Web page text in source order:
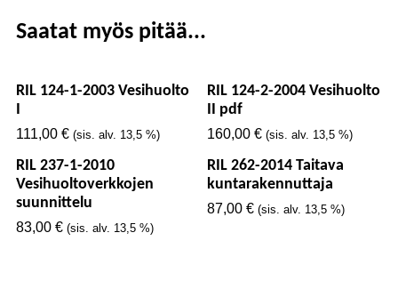
Saatat myös pitää...
RIL 124-1-2003 Vesihuolto
I
111,00 € (sis. alv. 13,5 %)
RIL 124-2-2004 Vesihuolto
II pdf
160,00 € (sis. alv. 13,5 %)
RIL 237-1-2010
Vesihuoltoverkkojen
suunnittelu
83,00 € (sis. alv. 13,5 %)
RIL 262-2014 Taitava
kuntarakennuttaja
87,00 € (sis. alv. 13,5 %)